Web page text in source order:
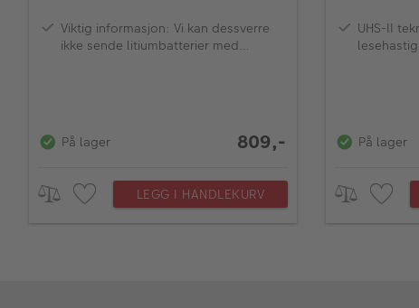
Viktig informasjon: Vi kan dessverre
ikke sende litiumbatterier med
På lager 809,-
LEGG I HANDLEKURV
UHS-II
På lager